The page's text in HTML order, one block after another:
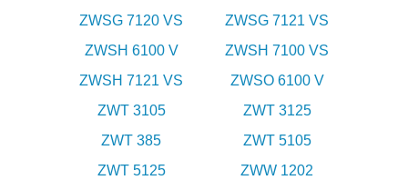
ZWSG 7120 VS
ZWSG 7121 VS
ZWSH 6100 V
ZWSH 7100 VS
ZWSH 7121 VS
ZWSO 6100 V
ZWT 3105
ZWT 3125
ZWT 385
ZWT 5105
ZWT 5125
ZWW 1202